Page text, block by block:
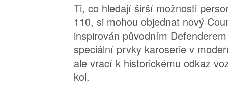
Ti, co hledají širší možnosti
110, si mohou objednat nový
inspirován původním
speciální prvky karoserie v
ale vrací k historickému odkaz
kol.